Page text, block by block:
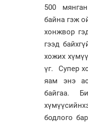
500
байна гэж
хонжвор
гээд
хожих
үг. Супер
яам энэ
байгаа.
бодлого